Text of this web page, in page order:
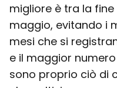
migliore è tra la
maggio, evitando i
mesi che si
e il maggior
sono proprio ciò di